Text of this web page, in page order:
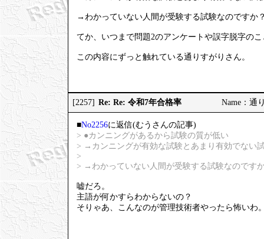
→わかっていない人間が受験する試験なのですか
てか、いつまで問題2のアンケートや誤字脱字の
この内容にずっと触れている通りすがりさん。
[2257] Re: Re: 令和7年合格率 Name：通
■No2256に返信(むうさんの記事)
> ●カンニングがあるから試験の質が低い
> →カンニングが有効な試験とあまり有効でない
>
> →わかっていない人間が受験する試験なのです
嘘だろ。
主語が何かすらわからないの？
そりゃあ、こんなのが管理技術者やったら怖いわ